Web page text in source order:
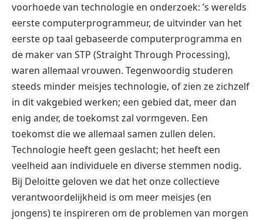
voorhoede van technologie en onderzoek: ’s werelds
eerste computerprogrammeur, de uitvinder van het
eerste op taal gebaseerde computerprogramma en
de maker van STP (Straight Through Processing),
waren allemaal vrouwen. Tegenwoordig studeren
steeds minder meisjes technologie, of zien ze zichzelf
in dit vakgebied werken; een gebied dat, meer dan
enig ander, de toekomst zal vormgeven. Een
toekomst die we allemaal samen zullen delen.
Technologie heeft geen geslacht; het heeft een
veelheid aan individuele en diverse stemmen nodig.
Bij Deloitte geloven we dat het onze collectieve
verantwoordelijkheid is om meer meisjes (en
jongens) te inspireren om de problemen van morgen